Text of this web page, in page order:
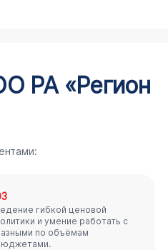
РА «Регион
гибкой ценовой
и умение работать с
по объёмам